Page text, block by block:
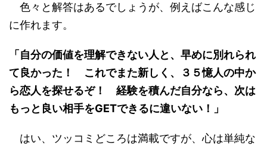
色々と解答はあるでしょうが、例えばこんな感じ
に作れます。
「自分の価値を理解できない人と、早めに別れられ
て良かった！ これでまた新しく、３５憶人の中か
ら恋人を探せるぞ！ 経験を積んだ自分なら、次は
もっと良い相手をGETできるに違いない！」
はい、ツッコミどころは満載ですが、心は単純な